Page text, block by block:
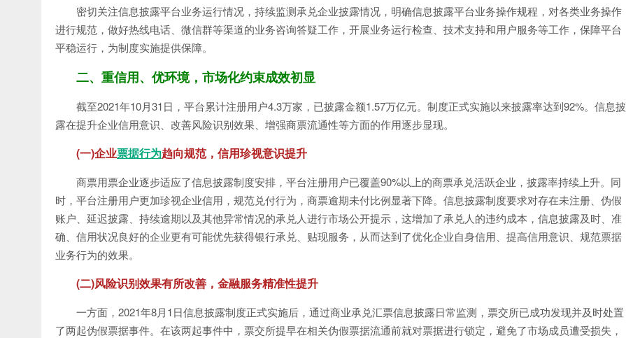
密切关注信息披露平台业务运行情况，持续监测承兑企业披露情况，明确信息披露平台业务操作规程，对各类业务操作
进行规范，做好热线电话、微信群等渠道的业务咨询答疑工作，开展业务运行检查、技术支持和用户服务等工作，保障平台
平稳运行，为制度实施提供保障。
二、重信用、优环境，市场化约束成效初显
截至2021年10月31日，平台累计注册用户4.3万家，已披露金额1.57万亿元。制度正式实施以来披露率达到92%。信息披
露在提升企业信用意识、改善风险识别效果、增强商票流通性等方面的作用逐步显现。
(一)企业票据行为趋向规范，信用珍视意识提升
商票用票企业逐步适应了信息披露制度安排，平台注册用户已覆盖90%以上的商票承兑活跃企业，披露率持续上升。同
时，平台注册用户更加珍视企业信用，规范兑付行为，商票逾期未付比例显著下降。信息披露制度要求对存在未注册、伪假
账户、延迟披露、持续逾期以及其他异常情况的承兑人进行市场公开提示，这增加了承兑人的违约成本，信息披露及时、准
确、信用状况良好的企业更有可能优先获得银行承兑、贴现服务，从而达到了优化企业自身信用、提高信用意识、规范票据
业务行为的效果。
(二)风险识别效果有所改善，金融服务精准性提升
一方面，2021年8月1日信息披露制度正式实施后，通过商业承兑汇票信息披露日常监测，票交所已成功发现并及时处置
了两起伪假票据事件。在该两起事件中，票交所提早在相关伪假票据流通前就对票据进行锁定，避免了市场成员遭受损失，